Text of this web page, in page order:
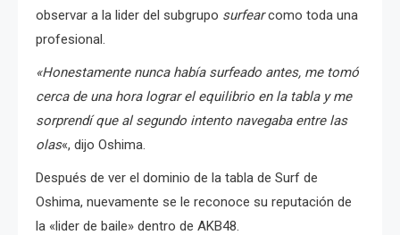
observar a la lider del subgrupo surfearcomo toda una
profesional.
«Honestamente nunca había surfeado antes, me tomó
cerca de una hora lograr el equilibrio en la tabla y me
sorprendí que al segundo intento navegaba entre las
olas«, dijo Oshima.
Después de ver el dominio de la tabla de Surf de
Oshima, nuevamente se le reconoce su reputación de
la «lider de baile» dentro de AKB48.